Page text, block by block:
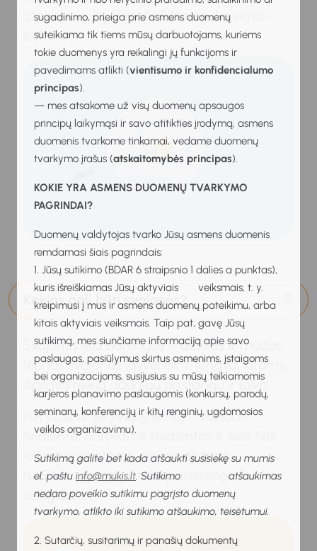
sugadinimo, prieiga prie asmens duomenų
suteikiama tik tiems mūsų darbuotojams, kuriems
tokie duomenys yra reikalingi jų funkcijoms ir
pavedimams atlikti (vientisumo ir konfidencialumo
principas).
— mes atsakome už visų duomenų apsaugos
principų laikymąsi ir savo atitikties įrodymą, asmens
duomenis tvarkome tinkamai, vedame duomenų
tvarkymo įrašus (atskaitomybės principas).
KOKIE YRA ASMENS DUOMENŲ TVARKYMO
PAGRINDAI?
Duomenų valdytojas tvarko Jūsų asmens duomenis
remdamasi šiais pagrindais:
1. Jūsų sutikimo (BDAR 6 straipsnio 1 dalies a punktas),
kuris išreiškiamas Jūsų aktyviais veiksmais, t. y.
kreipimusi į mus ir asmens duomenų pateikimu, arba
kitais aktyviais veiksmais. Taip pat, gavę Jūsų
sutikimą, mes siunčiame informaciją apie savo
paslaugas, pasiūlymus skirtus asmenims, įstaigoms
bei organizacijoms, susijusius su mūsų teikiamomis
karjeros planavimo paslaugomis (konkursų, parodų,
seminarų, konferencijų ir kitų renginių, ugdomosios
veiklos organizavimu).
Sutikimą galite bet kada atšaukti susisiekę su mumis
el. paštu info@mukis.lt. Sutikimo atšaukimas
nedaro poveikio sutikimu pagrįsto duomenų
tvarkymo, atlikto iki sutikimo atšaukimo, teisėtumui.
2. Sutarčių, susitarimų ir panašių dokumentų
atsakymą, ko tikrai trokštame, ko verta
siekti.
Kokios gali būti svajonės?
Svajonės yra skirtingos – didelės ir mažos.
Vienas svajones įgyvendinti lengva, kitoms
išpildyti reikia daugiau pastangų ir laiko.
Pavyzdžiui, jei svajoji išmokti važiuoti
riedlente, prireiks tik riedlentės ir šiek tiek
laiko treniruotėms. Jei svajoji tapti
NASA darbuotoju, teks pasistengti kur kas
daugiau.
Užduotis:
Atsisiųsti